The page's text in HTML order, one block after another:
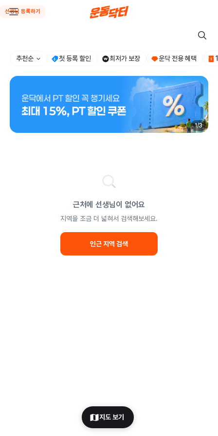
선생님 등록하기
추천순 첫 등록 할인 최저가 보장 운닥 전용 혜택
지도 보기
1/3
근처에 선생님이 없어요
지역을 조금 더 넓혀서 검색해보세요.
인근 지역 검색